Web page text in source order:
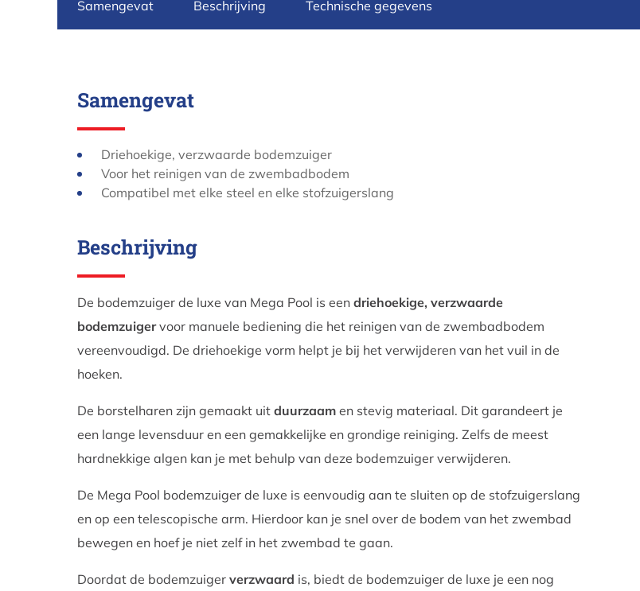
Samengevat Beschrijving Technische gegevens
Samengevat
Driehoekige, verzwaarde bodemzuiger
Voor het reinigen van de zwembadbodem
Compatibel met elke steel en elke stofzuigerslang
Beschrijving
De bodemzuiger de luxe van Mega Pool is een driehoekige, verzwaarde
bodemzuigervoor manuele bediening die het reinigen van de zwembadbodem
vereenvoudigd. De driehoekige vorm helpt je bij het verwijderen van het vuil in de
hoeken.
De borstelharen zijn gemaakt uit duurzaam en stevig materiaal. Dit garandeert je
een lange levensduur en een gemakkelijke en grondige reiniging. Zelfs de meest
hardnekkige algen kan je met behulp van deze bodemzuiger verwijderen.
De Mega Pool bodemzuiger de luxe is eenvoudig aan te sluiten op de stofzuigerslang
en op een telescopische arm. Hierdoor kan je snel over de bodem van het zwembad
bewegen en hoef je niet zelf in het zwembad te gaan.
Doordat de bodemzuiger verzwaard is, biedt de bodemzuiger de luxe je een nog